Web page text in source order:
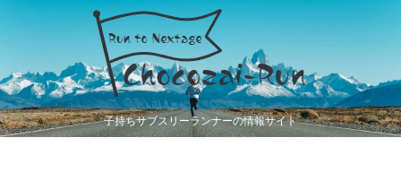
子持ちサブスリーランナーの情報サイト